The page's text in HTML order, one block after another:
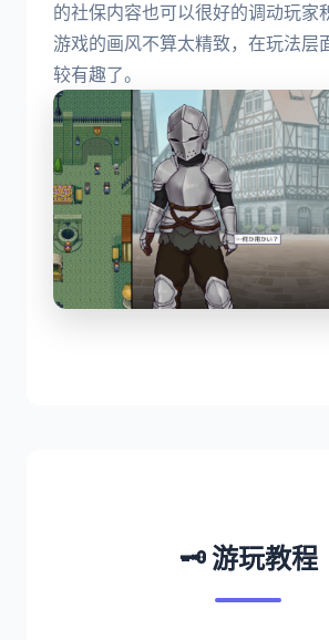
的社保内容也可以很好的调动玩家
游戏的画风不算太精致，在玩法层
较有趣了。
🗝️ 游玩教程